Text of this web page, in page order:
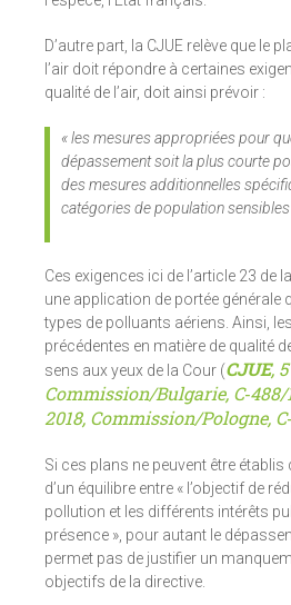
D’autre part, la CJUE relève que le
l’air doit répondre à certaines
qualité de l’air, doit ainsi prévoir :
« les mesures appropriées pour
dépassement soit la plus courte
des mesures additionnelles
catégories de population sensibles
Ces exigences ici de l’article 23 de
une application de portée générale
types de polluants aériens. Ainsi,
précédentes en matière de qualité
sens aux yeux de la Cour (CJUE,
Commission/Bulgarie, C‑488/
2018, Commission/Pologne,
Si ces plans ne peuvent être
d’un équilibre entre « l’objectif de
pollution et les différents intérêts
présence », pour autant le
permet pas de justifier un
objectifs de la directive.